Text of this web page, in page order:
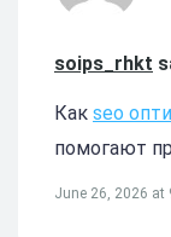
soips_rhkt
Как seo
помогают
June 26, 2026 at